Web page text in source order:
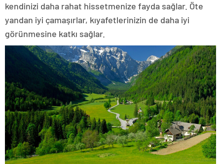
kendinizi daha rahat hissetmenize fayda sağlar. Öte
yandan iyi çamaşırlar, kıyafetlerinizin de daha iyi
görünmesine katkı sağlar.